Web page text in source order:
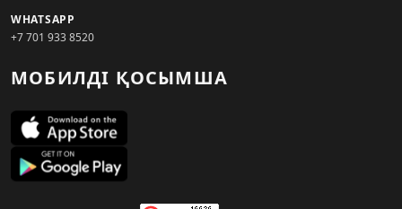
WHATSAPP
+7 701 933 8520
МОБИЛДІ ҚОСЫМША